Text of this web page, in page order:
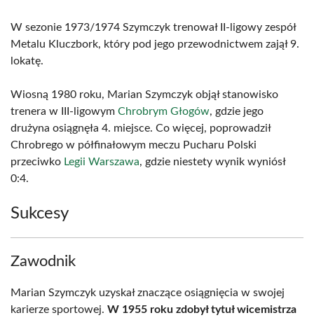
W sezonie 1973/1974 Szymczyk trenował II-ligowy zespół
Metalu Kluczbork, który pod jego przewodnictwem zajął 9.
lokatę.
Wiosną 1980 roku, Marian Szymczyk objął stanowisko
trenera w III-ligowym Chrobrym Głogów, gdzie jego
drużyna osiągnęła 4. miejsce. Co więcej, poprowadził
Chrobrego w półfinałowym meczu Pucharu Polski
przeciwko Legii Warszawa, gdzie niestety wynik wyniósł
0:4.
Sukcesy
Zawodnik
Marian Szymczyk uzyskał znaczące osiągnięcia w swojej
karierze sportowej. W 1955 roku zdobył tytuł wicemistrza